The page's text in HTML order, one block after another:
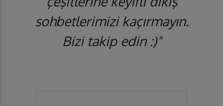
sohbetlerimizi kaçırmayın.
Bizi takip edin :)"